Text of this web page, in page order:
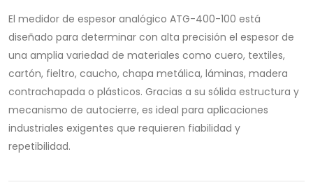
El medidor de espesor analógico ATG-400-100 está
diseñado para determinar con alta precisión el espesor de
una amplia variedad de materiales como cuero, textiles,
cartón, fieltro, caucho, chapa metálica, láminas, madera
contrachapada o plásticos. Gracias a su sólida estructura y
mecanismo de autocierre, es ideal para aplicaciones
industriales exigentes que requieren fiabilidad y
repetibilidad.